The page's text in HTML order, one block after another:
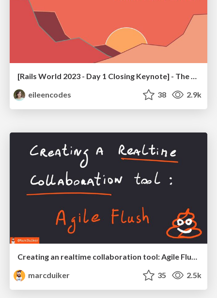
eileencodes
38 2.9k
Creating an realtime collaboration tool: Agile Flush - .NET Oxford
marcduiker
35 2.5k